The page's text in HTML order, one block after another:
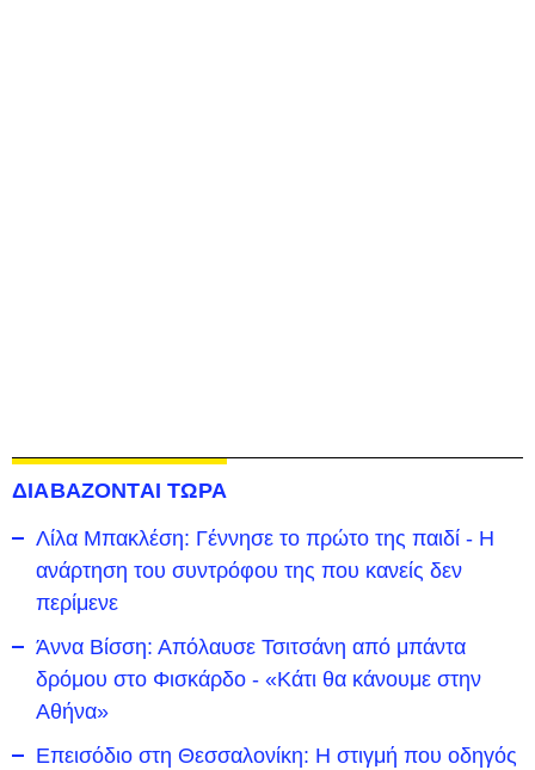
ΔΙΑΒΑΖΟΝΤΑΙ ΤΩΡΑ
Λίλα Μπακλέση: Γέννησε το πρώτο της παιδί - Η
ανάρτηση του συντρόφου της που κανείς δεν
περίμενε
Άννα Βίσση: Απόλαυσε Τσιτσάνη από μπάντα
δρόμου στο Φισκάρδο - «Κάτι θα κάνουμε στην
Αθήνα»
Επεισόδιο στη Θεσσαλονίκη: Η στιγμή που οδηγός